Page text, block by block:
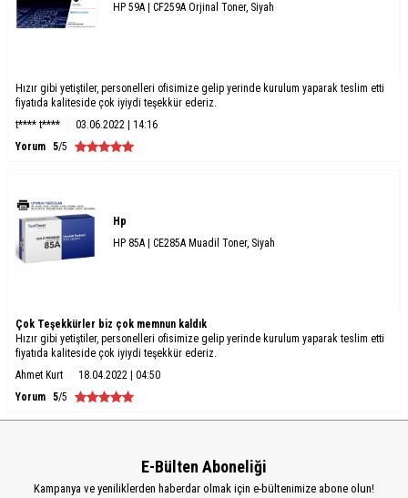
HP 59A | CF259A Orjinal Toner, Siyah
Hızır gibi yetiştiler, personelleri ofisimize gelip yerinde kurulum yaparak teslim etti
fiyatıda kaliteside çok iyiydi teşekkür ederiz.
t**** t****
03.06.2022 | 14:16
Yorum 5/5
Hp
HP 85A | CE285A Muadil Toner, Siyah
Çok Teşekkürler biz çok memnun kaldık
Hızır gibi yetiştiler, personelleri ofisimize gelip yerinde kurulum yaparak teslim etti
fiyatıda kaliteside çok iyiydi teşekkür ederiz.
Ahmet Kurt
18.04.2022 | 04:50
Yorum 5/5
E-Bülten Aboneliği
Kampanya ve yeniliklerden haberdar olmak için e-bültenimize abone olun!